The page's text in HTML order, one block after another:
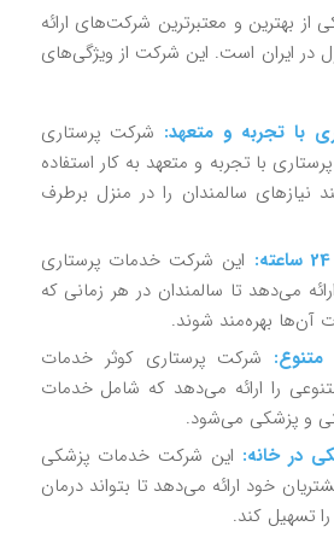
از بهترین و معتبرترین شرکت‌های ارائه
در ایران است. این شرکت از ویژگی‌های
با تجربه و متعهد: شرکت پرستاری
با تجربه و متعهد به کار استفاده
نیازهای سالمندان را در منزل برطرف
این شرکت خدمات پرستاری
ساعته ارائه می‌دهد تا سالمندان در هر زمانی که
آن‌ها بهره‌مند شوند.
شرکت پرستاری کوثر خدمات
را ارائه می‌دهد که شامل خدمات
و پزشکی می‌شود.
در خانه: این شرکت خدمات پزشکی
خود ارائه می‌دهد تا بتواند درمان
تسهیل کند.